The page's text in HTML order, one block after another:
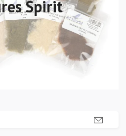
Spirit